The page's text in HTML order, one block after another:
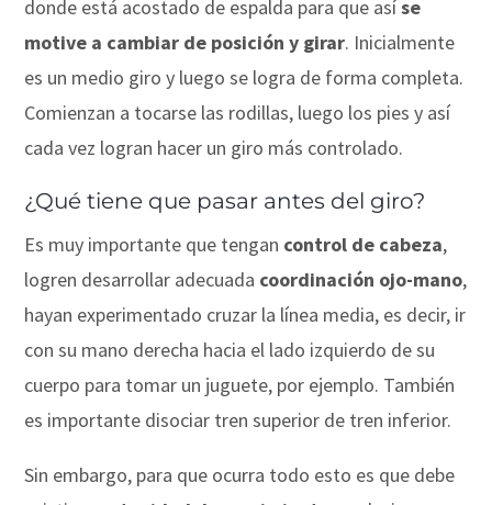
donde está acostado de espalda para que asíse
motive a cambiar de posición y girar. Inicialmente
es un medio giro y luego se logra de forma completa.
Comienzan a tocarse las rodillas, luego los pies y así
cada vez logran hacer un giro más controlado.
¿Qué tiene que pasar antes del giro?
Es muy importante que tengan control de cabeza,
logren desarrollar adecuada coordinación ojo-mano,
hayan experimentado cruzar la línea media, es decir, ir
con su mano derecha hacia el lado izquierdo de su
cuerpo para tomar un juguete, por ejemplo. También
es importante disociar tren superior de tren inferior.
Sin embargo, para que ocurra todo esto es que debe